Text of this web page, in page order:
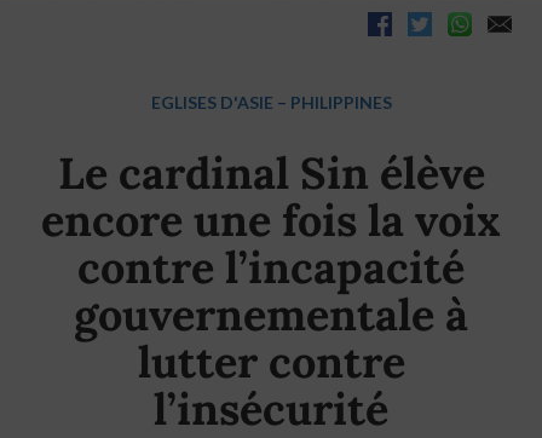
EGLISES D'ASIE – PHILIPPINES
Le cardinal Sin élève
encore une fois la voix
contre l’incapacité
gouvernementale à
lutter contre
l’insécurité